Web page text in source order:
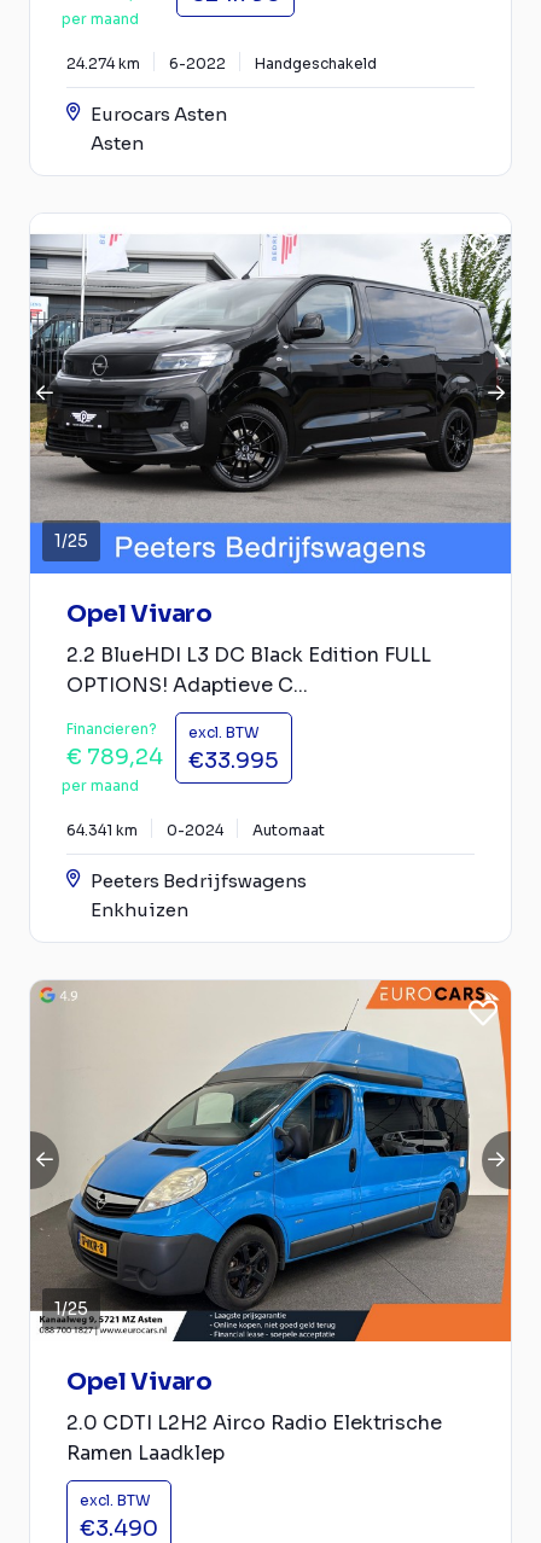
per maand
24.274 km 6-2022 Handgeschakeld
Eurocars Asten
Asten
1/25
Opel Vivaro
2.2 BlueHDI L3 DC Black Edition FULL
OPTIONS! Adaptieve C...
Financieren?
€ 789,24
per maand
excl. BTW
€33.995
64.341 km 0-2024 Automaat
Peeters Bedrijfswagens
Enkhuizen
1/25
Opel Vivaro
2.0 CDTI L2H2 Airco Radio Elektrische
Ramen Laadklep
excl. BTW
€3.490